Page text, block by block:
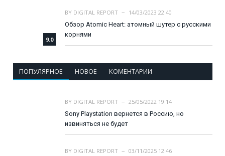
9.0
BY DIGITAL REPORT
14/03/2023 22:40
Обзор Atomic Heart: атомный шутер с русскими
корнями
ПОПУЛЯРНОЕ НОВОЕ КОМЕНТАРИИ
BY DIGITAL REPORT
25/05/2022 19:14
Sony Playstation вернется в Россию, но
извиняться не будет
BY DIGITAL REPORT
03/11/2025 12:46